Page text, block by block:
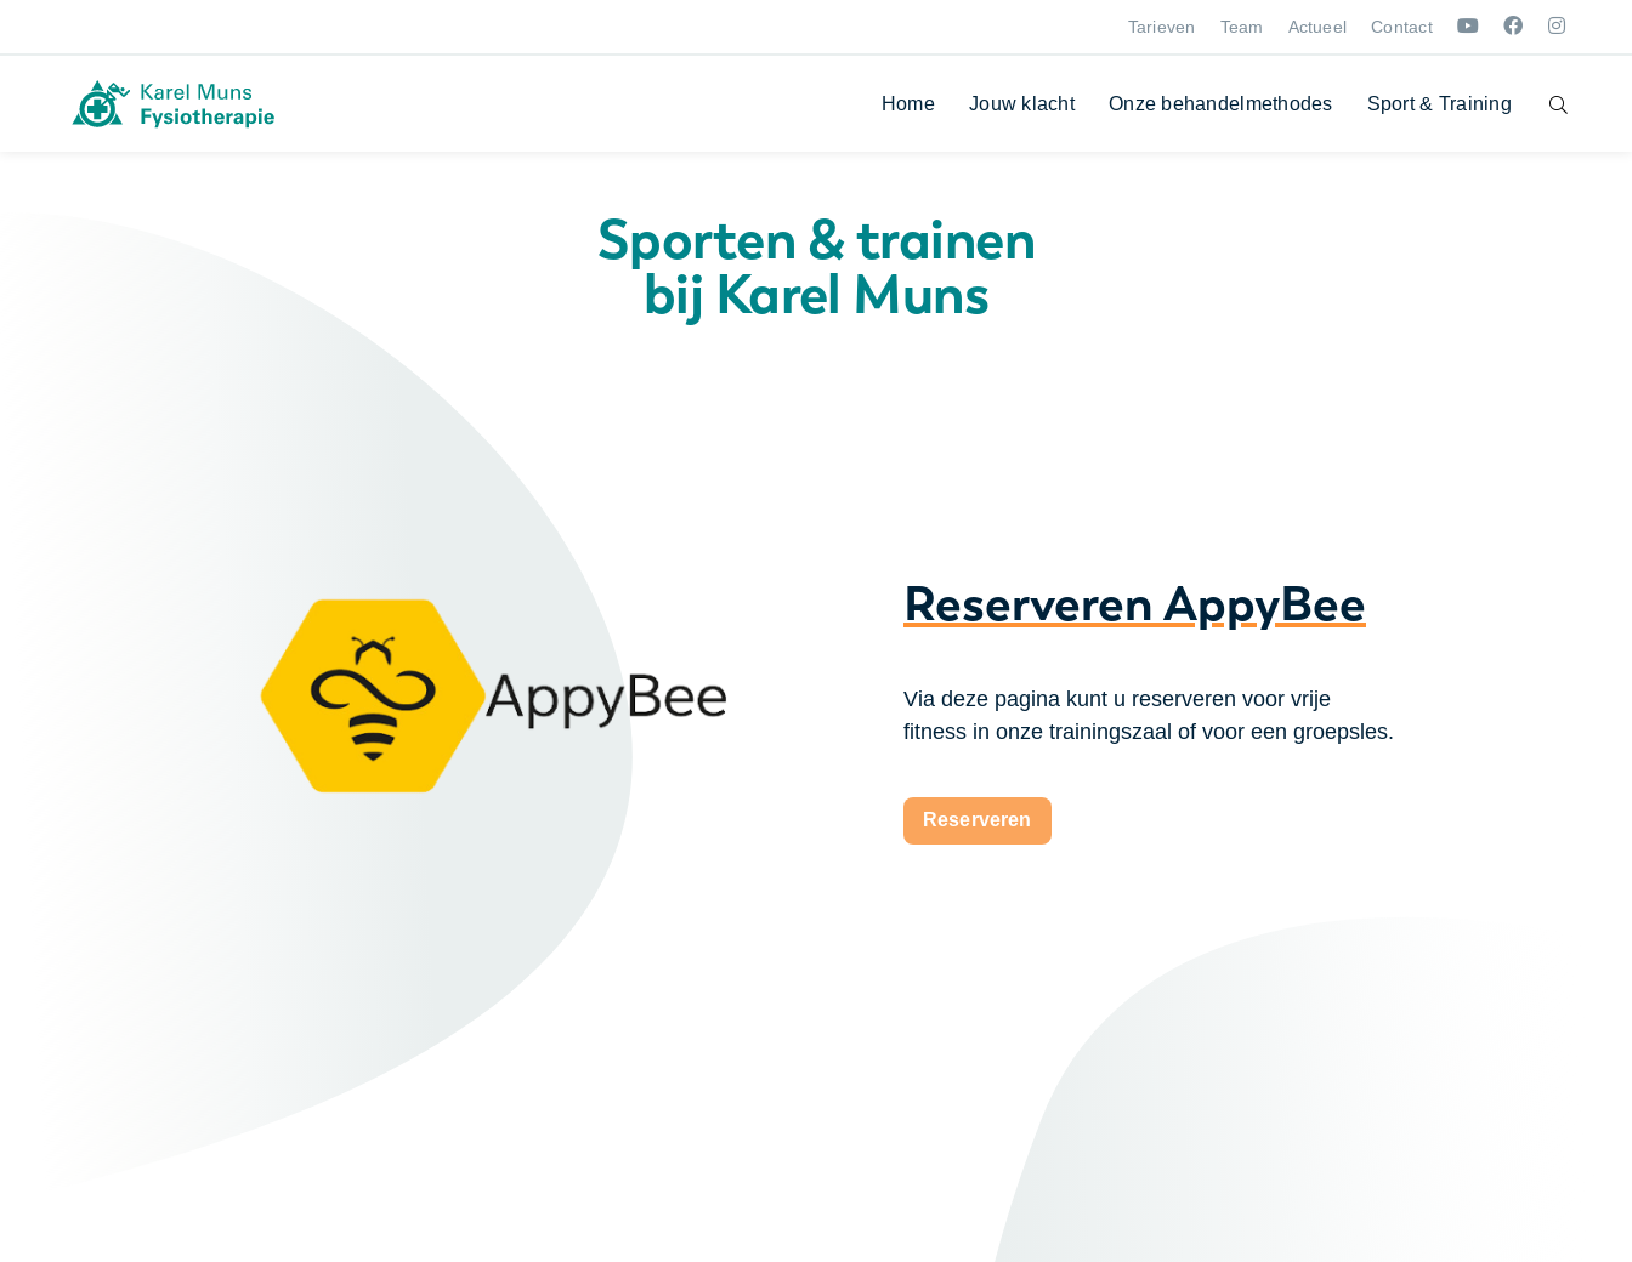
Tarieven Team Actueel Contact
Home Jouw klacht Onze behandelmethodes Sport & Training
Sporten & trainen
bij Karel Muns
Reserveren AppyBee
Via deze pagina kunt u reserveren voor vrije
fitness in onze trainingszaal of voor een groepsles.
Reserveren